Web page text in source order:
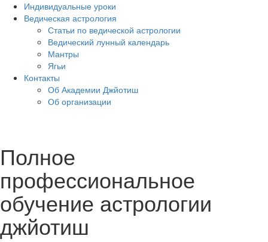
Индивидуальные уроки
Ведическая астрология
Статьи по ведической астрологии
Ведический лунный календарь
Мантры
Ягьи
Контакты
Об Академии Джйотиш
Об организации
Полное
профессиональное
обучение астрологии
джйотиш